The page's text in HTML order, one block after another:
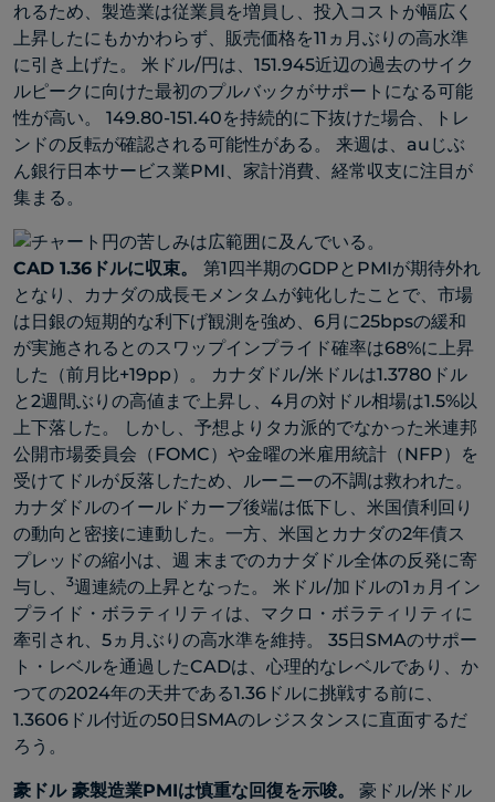
れるため、製造業は従業員を増員し、投入コストが幅広く
上昇したにもかかわらず、販売価格を11ヵ月ぶりの高水準
に引き上げた。 米ドル/円は、151.945近辺の過去のサイク
ルピークに向けた最初のプルバックがサポートになる可能
性が高い。 149.80-151.40を持続的に下抜けた場合、トレ
ンドの反転が確認される可能性がある。 来週は、auじぶ
ん銀行日本サービス業PMI、家計消費、経常収支に注目が
集まる。
CAD 1.36ドルに収束。 第1四半期のGDPとPMIが期待外れ
となり、カナダの成長モメンタムが鈍化したことで、市場
は日銀の短期的な利下げ観測を強め、6月に25bpsの緩和
が実施されるとのスワップインプライド確率は68%に上昇
した（前月比+19pp）。 カナダドル/米ドルは1.3780ドル
と2週間ぶりの高値まで上昇し、4月の対ドル相場は1.5%以
上下落した。 しかし、予想よりタカ派的でなかった米連邦
公開市場委員会（FOMC）や金曜の米雇用統計（NFP）を
受けてドルが反落したため、ルーニーの不調は救われた。
カナダドルのイールドカーブ後端は低下し、米国債利回り
の動向と密接に連動した。一方、米国とカナダの2年債ス
プレッドの縮小は、週 末までのカナダドル全体の反発に寄
与し、
3週連続の上昇となった。 米ドル/加ドルの1ヵ月イン
プライド・ボラティリティは、マクロ・ボラティリティに
牽引され、5ヵ月ぶりの高水準を維持。 35日SMAのサポー
ト・レベルを通過したCADは、心理的なレベルであり、か
つての2024年の天井である1.36ドルに挑戦する前に、
1.3606ドル付近の50日SMAのレジスタンスに直面するだ
ろう。
豪ドル 豪製造業PMIは慎重な回復を示唆。
豪ドル/米ドル